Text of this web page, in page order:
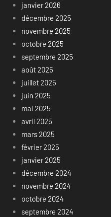
janvier 2026
décembre 2025
novembre 2025
octobre 2025
septembre 2025
août 2025
juillet 2025
juin 2025
mai 2025
avril 2025
mars 2025
février 2025
janvier 2025
décembre 2024
novembre 2024
octobre 2024
septembre 2024